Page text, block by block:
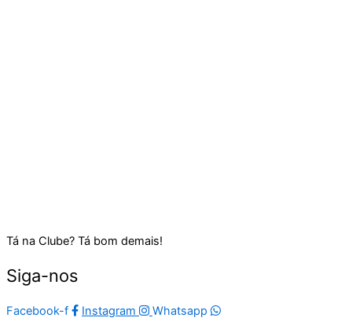
Tá na Clube? Tá bom demais!
Siga-nos
Facebook-f Instagram Whatsapp